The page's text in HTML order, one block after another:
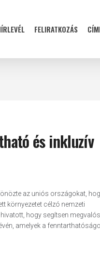
FELIRATKOZÁS
és inkluzív
az uniós országokat,
környezetet célzó nemzeti
hogy segítsen
amelyek a